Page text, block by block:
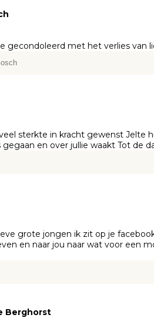
gecondoleerd met het verlies van
sterkte in kracht gewenst Jelte
en over jullie waakt Tot de
grote jongen ik zit op je
en naar jou naar wat voor een
Berghorst